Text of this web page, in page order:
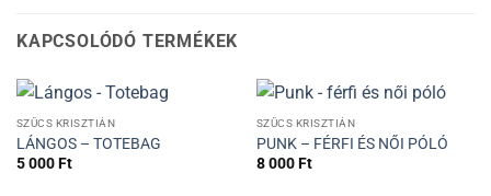
KAPCSOLÓDÓ TERMÉKEK
SZŰCS KRISZTIÁN
LÁNGOS – TOTEBAG
5 000Ft
SZŰCS KRISZTIÁN
PUNK – FÉRFI ÉS NŐI PÓLÓ
8 000Ft